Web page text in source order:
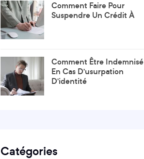
Comment Faire Pour
Suspendre Un Crédit À
Comment Être Indemnisé
En Cas D’usurpation
D’identité
Catégories